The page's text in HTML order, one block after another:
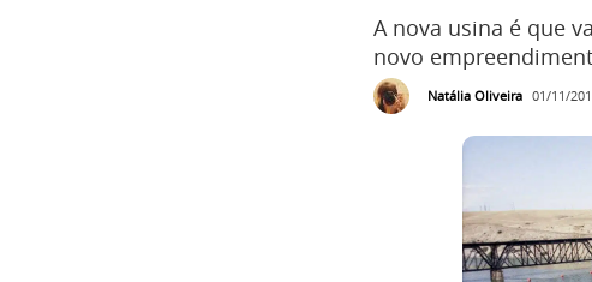
A nova usina é que
novo
Natália Oliveira 01/11/